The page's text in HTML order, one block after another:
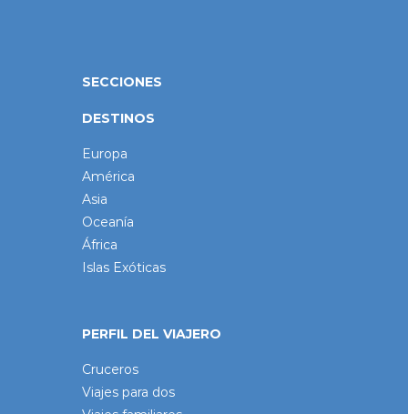
SECCIONES
DESTINOS
Europa
América
Asia
Oceanía
África
Islas Exóticas
PERFIL DEL VIAJERO
Cruceros
Viajes para dos